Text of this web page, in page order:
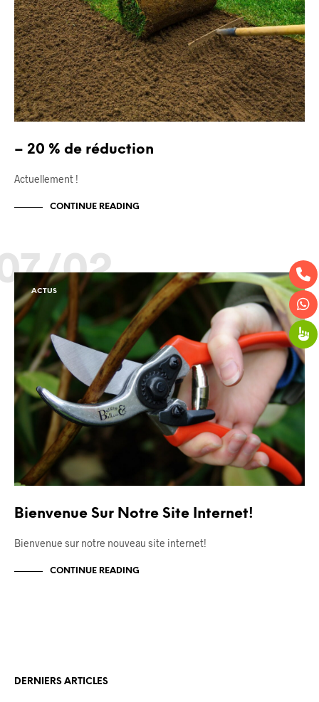
– 20 % de réduction
Actuellement !
CONTINUE READING
02
ACTUS
Bienvenue Sur Notre Site Internet!
Bienvenue sur notre nouveau site internet!
CONTINUE READING
DERNIERS ARTICLES